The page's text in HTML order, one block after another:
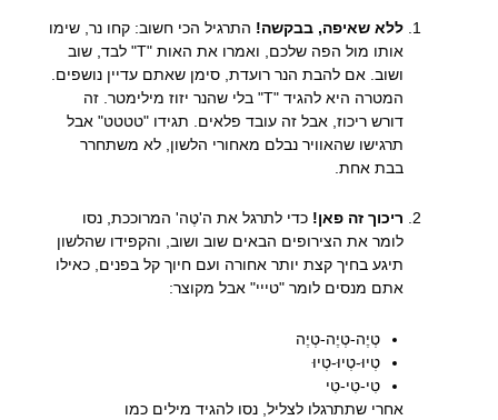
ללא שאיפה, בבקשה! התרגיל הכי חשוב: קחו נר, שימו
אותו מול הפה שלכם, ואמרו את האות "Т" לבד, שוב
ושוב. אם להבת הנר רועדת, סימן שאתם עדיין נושפים.
המטרה היא להגיד "Т" בלי שהנר יזוז מילימטר. זה
דורש ריכוז, אבל זה עובד פלאים. תגידו "טטטט" אבל
תרגישו שהאוויר נבלם מאחורי הלשון, לא משתחרר
בבת אחת.
ריכוך זה פאן! כדי לתרגל את ה'טֶה' המרוככת, נסו
לומר את הצירופים הבאים שוב ושוב, והקפידו שהלשון
תיגע בחיך קצת יותר אחורה ועם חיוך קל בפנים, כאילו
אתם מנסים לומר "טייי" אבל מקוצר:
טְיֶה-טְיֶה-טְיֶה
טְיוּ-טְיוּ-טְיוּ
טִי-טִי-טִי
אחרי שתתרגלו לצליל, נסו להגיד מילים כמו